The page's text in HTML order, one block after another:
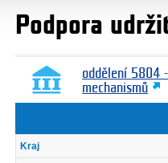
Podpora
oddělení 5804
mechanismů
Kraj